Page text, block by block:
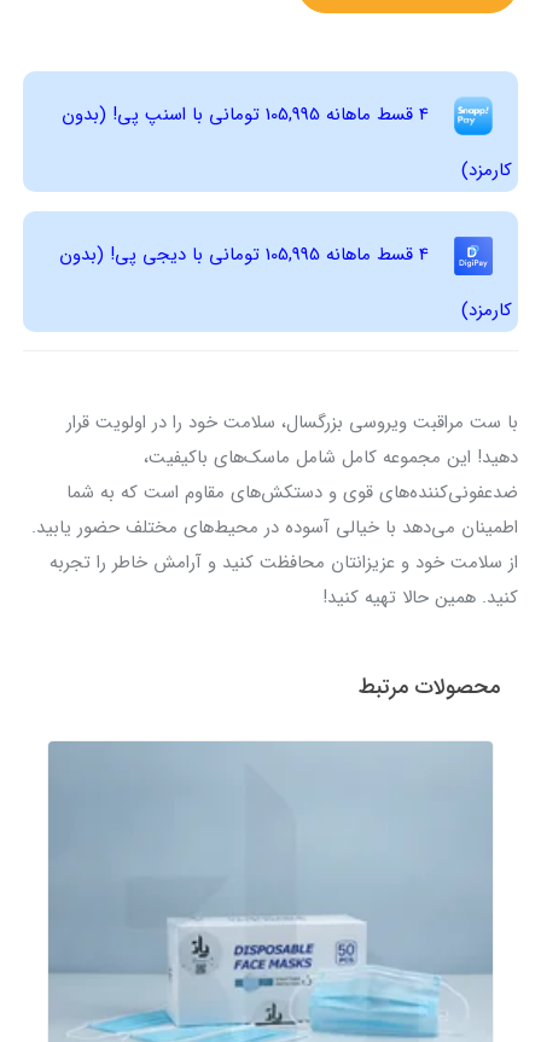
4 قسط ماهانه 105,995 تومانی با اسنپ ‌پی! (بدون
کارمزد)
4 قسط ماهانه 105,995 تومانی با دیجی ‌پی! (بدون
کارمزد)
با ست مراقبت ویروسی بزرگسال، سلامت خود را در اولویت قرار
دهید! این مجموعه کامل شامل ماسک‌های باکیفیت،
ضدعفونی‌کننده‌های قوی و دستکش‌های مقاوم است که به شما
اطمینان می‌دهد با خیالی آسوده در محیط‌های مختلف حضور یابید.
از سلامت خود و عزیزانتان محافظت کنید و آرامش خاطر را تجربه
کنید. همین حالا تهیه کنید!
محصولات مرتبط